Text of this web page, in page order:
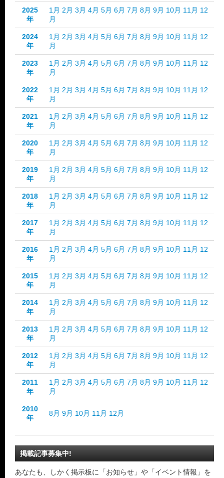
2025
年
1月 2月 3月 4月 5月 6月 7月 8月 9月 10月 11月 12
月
2024
年
1月 2月 3月 4月 5月 6月 7月 8月 9月 10月 11月 12
月
2023
年
1月 2月 3月 4月 5月 6月 7月 8月 9月 10月 11月 12
月
2022
年
1月 2月 3月 4月 5月 6月 7月 8月 9月 10月 11月 12
月
2021
年
1月 2月 3月 4月 5月 6月 7月 8月 9月 10月 11月 12
月
2020
年
1月 2月 3月 4月 5月 6月 7月 8月 9月 10月 11月 12
月
2019
年
1月 2月 3月 4月 5月 6月 7月 8月 9月 10月 11月 12
月
2018
年
1月 2月 3月 4月 5月 6月 7月 8月 9月 10月 11月 12
月
2017
年
1月 2月 3月 4月 5月 6月 7月 8月 9月 10月 11月 12
月
2016
年
1月 2月 3月 4月 5月 6月 7月 8月 9月 10月 11月 12
月
2015
年
1月 2月 3月 4月 5月 6月 7月 8月 9月 10月 11月 12
月
2014
年
1月 2月 3月 4月 5月 6月 7月 8月 9月 10月 11月 12
月
2013
年
1月 2月 3月 4月 5月 6月 7月 8月 9月 10月 11月 12
月
2012
年
1月 2月 3月 4月 5月 6月 7月 8月 9月 10月 11月 12
月
2011
年
1月 2月 3月 4月 5月 6月 7月 8月 9月 10月 11月 12
月
2010
年
8月 9月 10月 11月 12月
掲載記事募集中!
あなたも、しかく掲示板に「お知らせ」や「イベント情報」を